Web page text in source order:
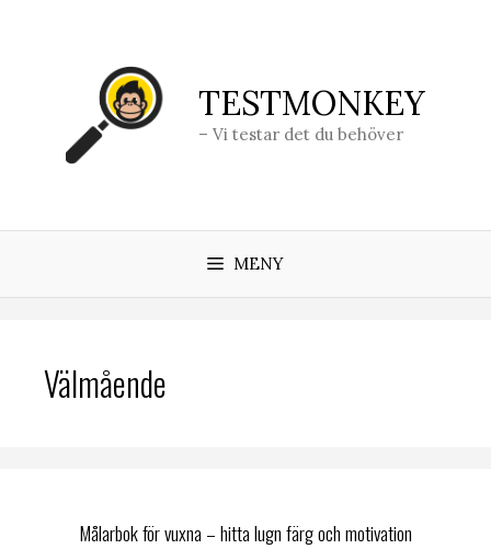
TESTMONKEY
– Vi testar det du behöver
MENY
Välmående
Målarbok för vuxna – hitta lugn färg och motivation